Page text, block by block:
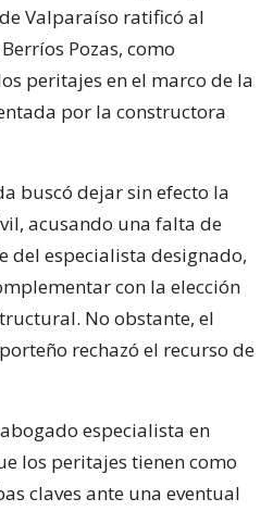
Valparaíso ratificó al
Pozas, como
peritajes en el marco de la
por la constructora
buscó dejar sin efecto la
acusando una falta de
del especialista designado,
con la elección
No obstante, el
rechazó el recurso de
especialista en
los peritajes tienen como
claves ante una eventual